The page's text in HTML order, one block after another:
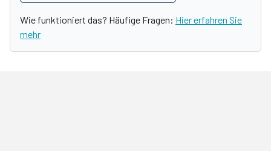
Wie funktioniert das? Häufige Fragen: Hier erfahren Sie
mehr